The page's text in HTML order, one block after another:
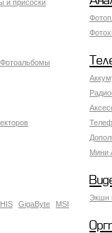
и присоски
Фотоальбомы
Мини
Экшн
HIS GigaByte
MSI